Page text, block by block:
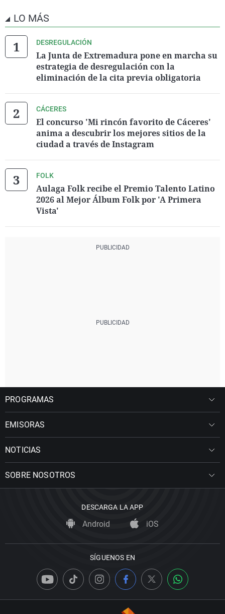
LO MÁS
DESREGULACIÓN
La Junta de Extremadura pone en marcha su
estrategia de desregulación con la
eliminación de la cita previa obligatoria
CÁCERES
El concurso 'Mi rincón favorito de Cáceres'
anima a descubrir los mejores sitios de la
ciudad a través de Instagram
FOLK
Aulaga Folk recibe el Premio Talento Latino
2026 al Mejor Álbum Folk por 'A Primera
Vista'
PROGRAMAS
EMISORAS
NOTICIAS
SOBRE NOSOTROS
DESCARGA LA APP
Android iOS
SÍGUENOS EN